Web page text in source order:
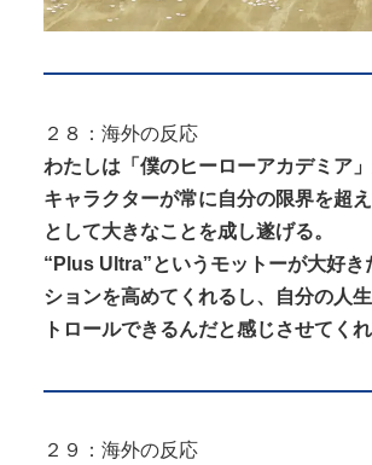
２８：海外の反応
わたしは「僕のヒーローアカデミア」
キャラクターが常に自分の限界を超
として大きなことを成し遂げる。
“Plus Ultra”というモットーが大好き
ションを高めてくれるし、自分の人
トロールできるんだと感じさせてくれ
２９：海外の反応